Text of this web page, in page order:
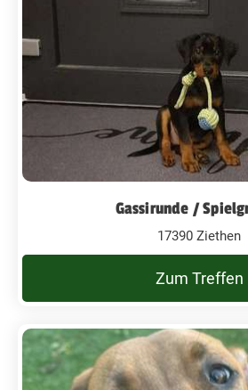
Gassirunde /
17390 Ziethen
Zum Treffen